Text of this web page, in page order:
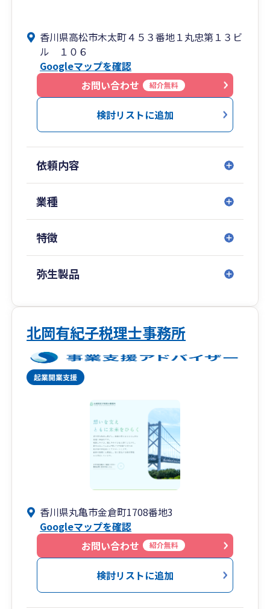
香川県高松市木太町４５３番地１丸忠第１３ビ
ル １０６
Googleマップを確認
お問い合わせ
紹介無料
検討リストに追加
依頼内容
業種
特徴
弥生製品
北岡有紀子税理士事務所
香川県丸亀市金倉町1708番地3
Googleマップを確認
お問い合わせ
紹介無料
検討リストに追加